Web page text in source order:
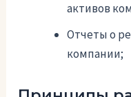
активов
Отчеты о
компании;